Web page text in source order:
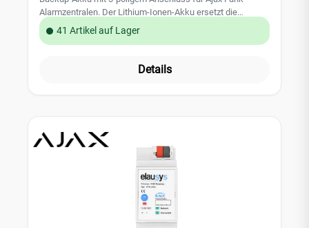
Alarmzentralen. Der Lithium-Ionen-Akku ersetzt die
werkseitig verbaute Pufferbatterie und stellt die
Notstromversorgung der Zentrale bei Netzausfall wieder
Kapazität3-poliger Steckanschluss (3-Pin), passend zum
3-Pin)Fixierung im Hub-Gehäuse mit beiliegendem 3M-
KlebebandHersteller-Artikelnummer: 27858.87.NCGeeignet
für den Service-Austausch verschlissener Backup-Akkus
im Ajax Hub 2 Plus sowie in weiteren Zentralen mit 3-Ah/3-
Pin-Batterie wie Hub 2 (4G) und Hub (4G). Beim Wechsel
die Herstellerhinweise beachten: Zentrale vor dem Öffnen
vollständig von der Spannungsversorgung trennen, rund 5
Minuten warten und zum Lösen des Akkus keine scharfen
41 Artikel auf Lager
Details